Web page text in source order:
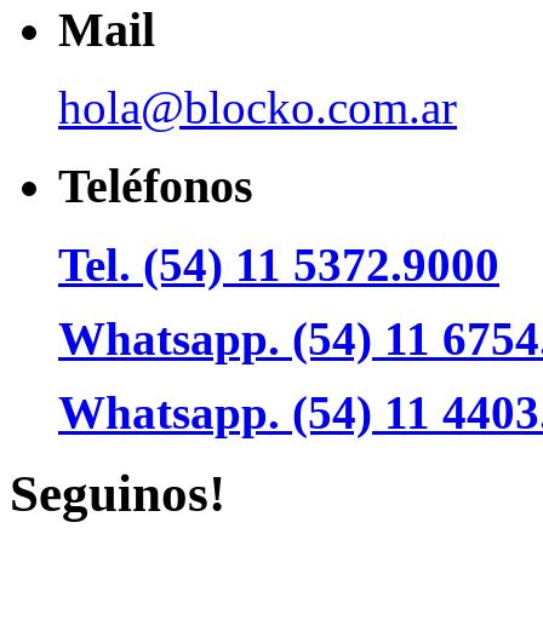
Mail
hola@blocko.com.ar
Teléfonos
Tel. (54) 11 5372.9000
Whatsapp. (54) 11
Whatsapp. (54) 11
Seguinos!